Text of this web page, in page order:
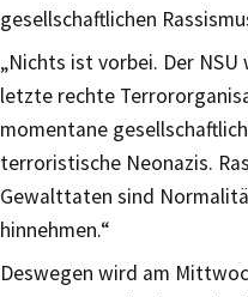
gesellschaftlichen
„Nichts ist vorbei. Der
letzte rechte
momentane
terroristische Neonazis.
Gewalttaten sind
hinnehmen.“
Deswegen wird am